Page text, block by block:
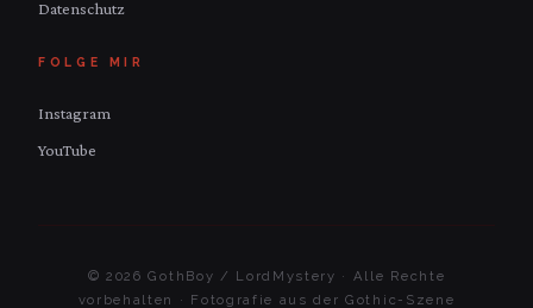
Datenschutz
FOLGE MIR
Instagram
YouTube
© 2026 GothBoy / LordMystery · Alle Rechte
vorbehalten · Fotografie aus der Gothic-Szene